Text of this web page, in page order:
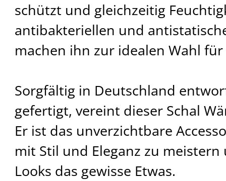
schützt und gleichzeitig
antibakteriellen und
machen ihn zur idealen Wahl
Sorgfältig in Deutschland
gefertigt, vereint dieser Schal
Er ist das unverzichtbare
mit Stil und Eleganz zu
Looks das gewisse Etwas.